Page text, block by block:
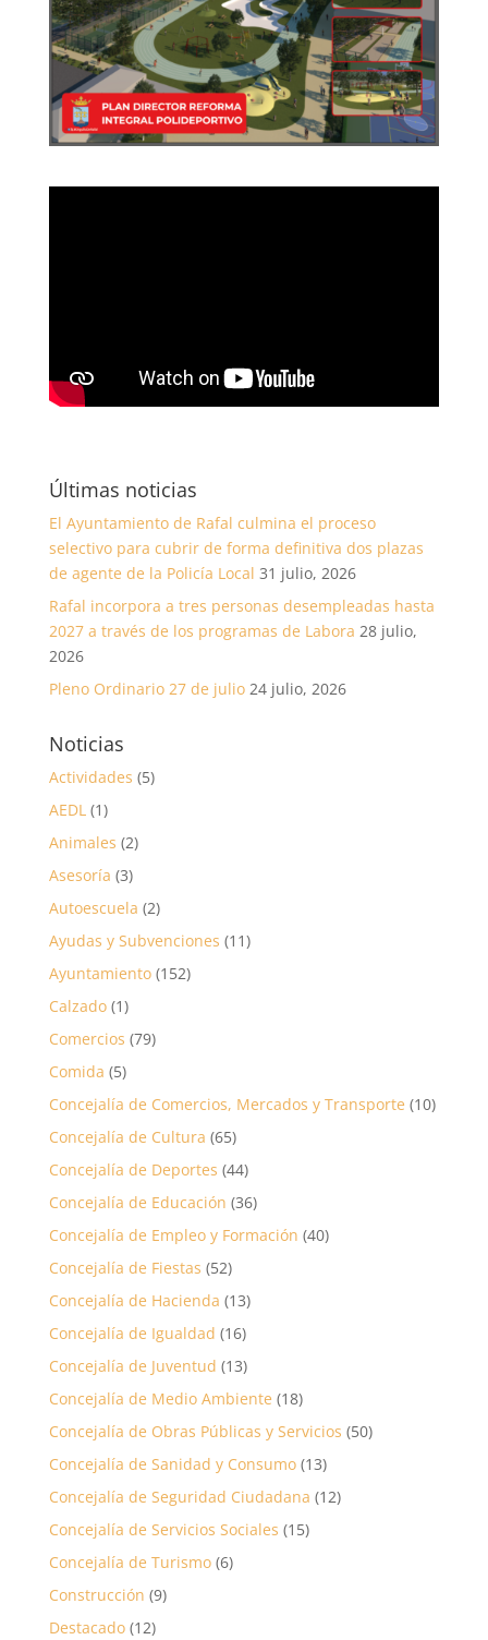
Últimas noticias
El Ayuntamiento de Rafal culmina el proceso
selectivo para cubrir de forma definitiva dos plazas
de agente de la Policía Local 31 julio, 2026
Rafal incorpora a tres personas desempleadas hasta
2027 a través de los programas de Labora 28 julio,
2026
Pleno Ordinario 27 de julio 24 julio, 2026
Noticias
Actividades (5)
AEDL(1)
Animales (2)
Asesoría (3)
Autoescuela (2)
Ayudas y Subvenciones (11)
Ayuntamiento(152)
Calzado(1)
Comercios (79)
Comida (5)
Concejalía de Comercios, Mercados y Transporte (10)
Concejalía de Cultura (65)
Concejalía de Deportes (44)
Concejalía de Educación (36)
Concejalía de Empleo y Formación (40)
Concejalía de Fiestas (52)
Concejalía de Hacienda (13)
Concejalía de Igualdad (16)
Concejalía de Juventud (13)
Concejalía de Medio Ambiente (18)
Concejalía de Obras Públicas y Servicios (50)
Concejalía de Sanidad y Consumo(13)
Concejalía de Seguridad Ciudadana (12)
Concejalía de Servicios Sociales (15)
Concejalía de Turismo(6)
Construcción (9)
Destacado(12)